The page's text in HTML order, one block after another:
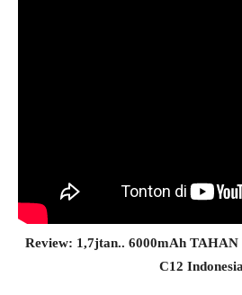
Review: 1,7jtan.. 6000mAh
C12 Indonesia